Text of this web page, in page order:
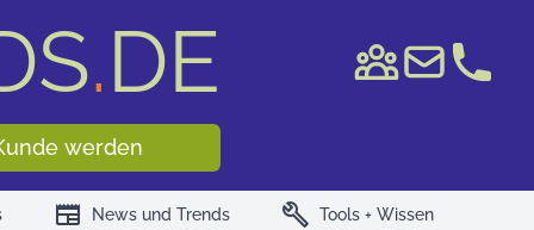
.DE
WKN/ISIN
werden
newspaper News und Trends build Tools + Wissen